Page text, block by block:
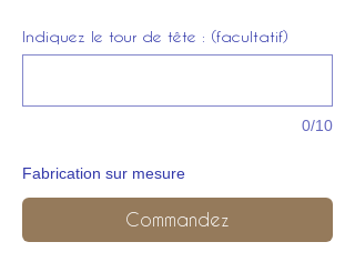
Indiquez le tour de tête : (facultatif)
0/10
Fabrication sur mesure
Commandez